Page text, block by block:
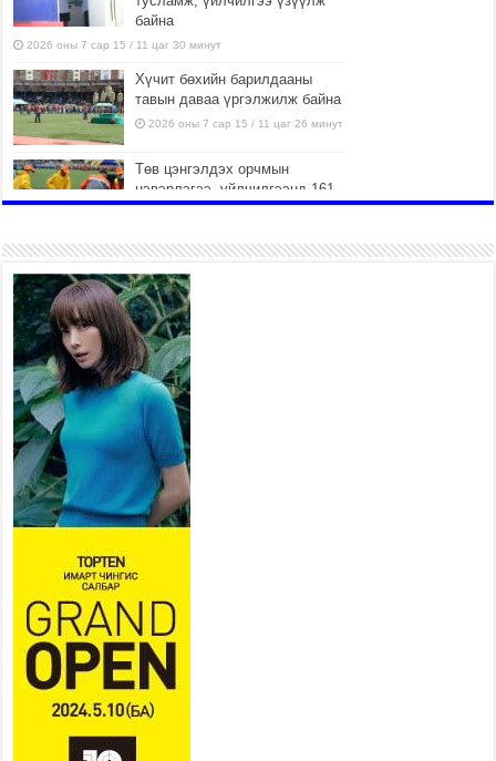
байна
2026 оны 7 сар 15 / 11 цаг 30 минут
Хүчит бөхийн барилдааны
тавын даваа үргэлжилж байна
2026 оны 7 сар 15 / 11 цаг 26 минут
Төв цэнгэлдэх орчмын
цэвэрлэгээ, үйлчилгээнд 161
ажилтан, 27 техниктэй
2026 оны 7 сар 15 / 11 цаг 22 минут
Наадмын амралтын өдрүүдэд
нийслэлийн эрүүл мэндийн
байгууллагууд дараах
хуваарийн дагуу ажиллана
2026 оны 7 сар 15 / 11 цаг 18 минут
Үндэсний их баяр наадам
эхэллээ
2026 оны 7 сар 15 / 11 цаг 14 минут
Үер усны аюулаас сэргийлж, нийслэлийн Онцгой
байдлын газрын 162 алба хаагч үүрэг гүйцэтгэж
2026 оны 7 сар 15 / 11 цаг 07 минут
Үндэсний их сурын харваанд 850 харваач цэц
мэргэнээ сорьж байна
2026 оны 7 сар 15 / 11 цаг 03 минут
Төв цэнгэлдэхийн эргэн тойронд
2026 оны 7 сар 15 / 10 цаг 58 минут
Үндэсний их баяр наадмын шагайн харваа
насанд хүрэгчдийн багийн харваагаар